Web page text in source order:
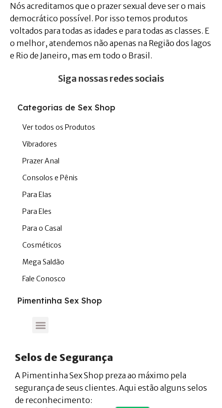
Nós acreditamos que o prazer sexual deve ser o mais
democrático possível. Por isso temos produtos
voltados para todas as idades e para todas as classes. E
o melhor, atendemos não apenas na Região dos lagos
e Rio de Janeiro, mas em todo o Brasil.
Siga nossas redes sociais
Categorias de Sex Shop
Ver todos os Produtos
Vibradores
Prazer Anal
Consolos e Pênis
Para Elas
Para Eles
Para o Casal
Cosméticos
Mega Saldão
Fale Conosco
Pimentinha Sex Shop
Selos de Segurança
A Pimentinha Sex Shop preza ao máximo pela
segurança de seus clientes. Aqui estão alguns selos
de reconhecimento: